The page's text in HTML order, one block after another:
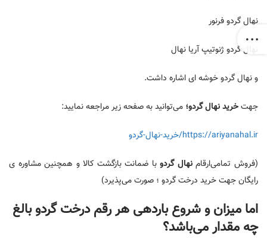
نهال گردو فرنور
نهال گردو ژنوتیپ آریا نهال
و نهال گردو خوشه ای اشاره داشت.
جهتخرید نهال گردو؛ می‌توانید به صفحه زیر مراجعه نمایید:
https://ariyanahal.ir/خرید-نهال-گردو
(فروش تمامی‌ارقامنهال گردوبا ضمانت بازگشت کالا و همچنین مشاوره ی
رایگان جهت خرید درخت گردو ؛ صورت می‌پذیرد)
اما میزان و شروع باردهی هر رقم درخت گردو بالغ
چه مقدار می‌باشد؟